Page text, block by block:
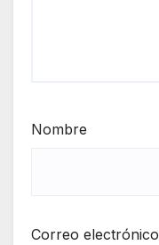
Nombre
Correo electrónico